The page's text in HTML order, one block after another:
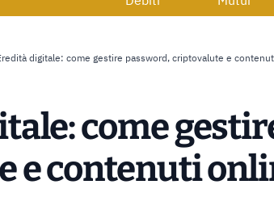
digitale: come gestire password, criptovalute e
come
e contenuti